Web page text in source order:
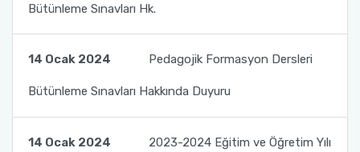
Bütünleme Sınavları Hk.
14 Ocak 2024 Pedagojik Formasyon Dersleri
Bütünleme Sınavları Hakkında Duyuru
14 Ocak 2024 2023-2024 Eğitim ve Öğretim Yılı